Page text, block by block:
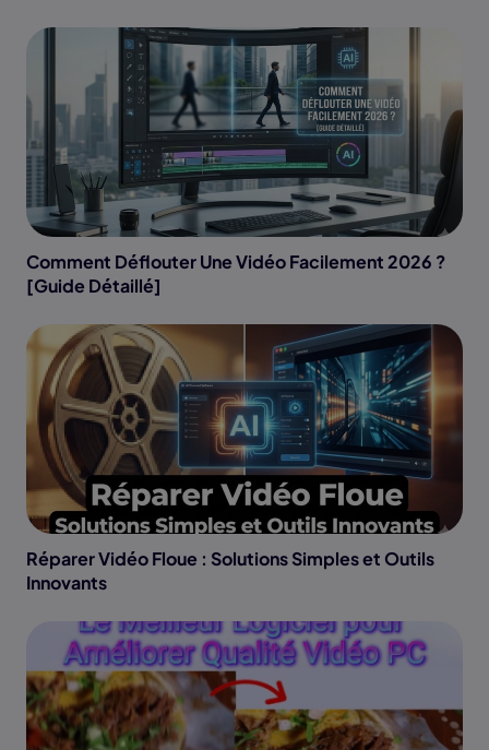
Comment Déflouter Une Vidéo Facilement 2026 ?
[Guide Détaillé]
Réparer Vidéo Floue : Solutions Simples et Outils
Innovants